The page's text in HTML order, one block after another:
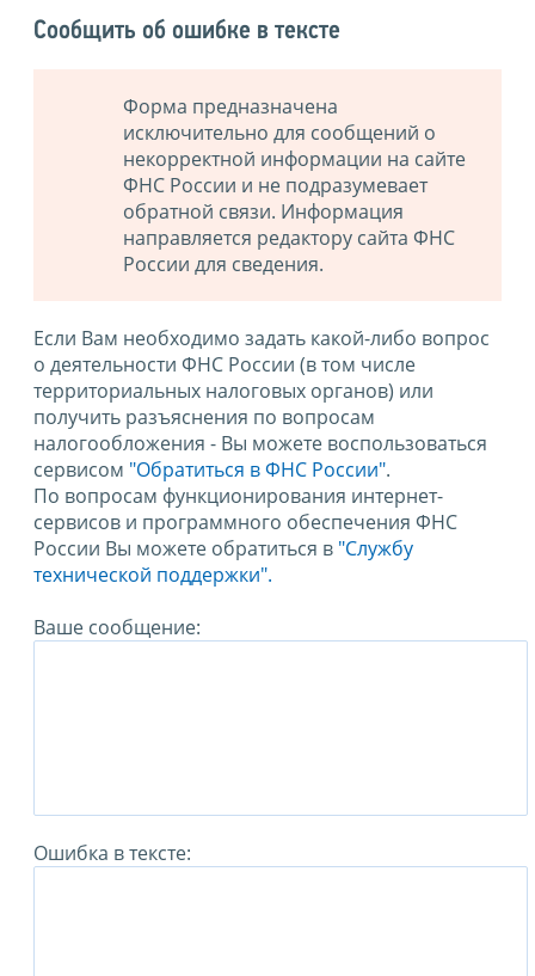
Сообщить об ошибке в тексте
Форма предназначена
исключительно для сообщений о
некорректной информации на сайте
ФНС России и не подразумевает
обратной связи. Информация
направляется редактору сайта ФНС
России для сведения.
Если Вам необходимо задать какой-либо вопрос
о деятельности ФНС России (в том числе
территориальных налоговых органов) или
получить разъяснения по вопросам
налогообложения - Вы можете воспользоваться
сервисом "Обратиться в ФНС России".
По вопросам функционирования интернет-
сервисов и программного обеспечения ФНС
России Вы можете обратиться в "Службу
технической поддержки".
Ваше сообщение:
Ошибка в тексте: